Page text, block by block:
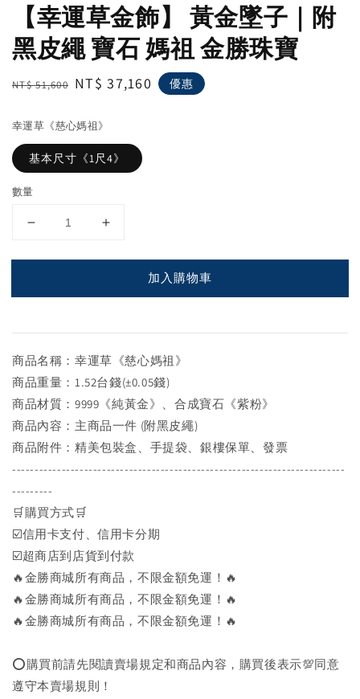
【幸運草金飾】 黃金墜子｜附
黑皮繩 寶石 媽祖 金勝珠寶
Regular
NT$ 51,600 Sale
NT$ 37,160 優惠
幸運草《慈心媽祖》
基本尺寸《1尺4》
數量
加入購物車
商品名稱：幸運草《慈心媽祖》
商品重量：1.52台錢(±0.05錢)
商品材質：9999《純黃金》、合成寶石《紫粉》
商品內容：主商品一件 (附黑皮繩)
商品附件：精美包裝盒、手提袋、銀樓保單、發票
--------------------------------------------------------------------------
---------
🛒購買方式🛒
☑️信用卡支付、信用卡分期
☑️超商店到店貨到付款
🔥金勝商城所有商品，不限金額免運！🔥
🔥金勝商城所有商品，不限金額免運！🔥
🔥金勝商城所有商品，不限金額免運！🔥
⭕購買前請先閱讀賣場規定和商品內容，購買後表示💯同意
遵守本賣場規則！